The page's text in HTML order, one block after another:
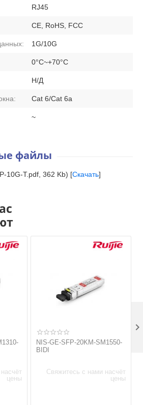
RJ45
CE, RoHS, FCC
1G/10G
0°C~+70°C
Н/Д
Cat 6/Cat 6a
~
файлы
10G-T.pdf, 362 Kb) [Скачать]
цены
NIS-GE-SFP-20KM-SM1550-
BIDI
Свяжитесь с нами насчёт
цены
